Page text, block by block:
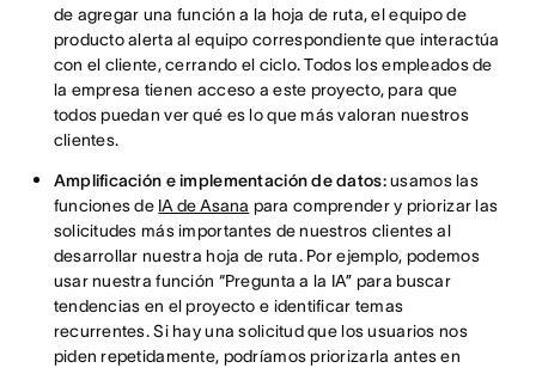
de agregar una función a la hoja de ruta, el equipo de
producto alerta al equipo correspondiente que interactúa
con el cliente, cerrando el ciclo. Todos los empleados de
la empresa tienen acceso a este proyecto, para que
todos puedan ver qué es lo que más valoran nuestros
clientes.
Amplificación e implementación de datos:usamos las
funciones de IA de Asana para comprender y priorizar las
solicitudes más importantes de nuestros clientes al
desarrollar nuestra hoja de ruta. Por ejemplo, podemos
usar nuestra función “Pregunta a la IA” para buscar
tendencias en el proyecto e identificar temas
recurrentes. Si hay una solicitud que los usuarios nos
piden repetidamente, podríamos priorizarla antes en